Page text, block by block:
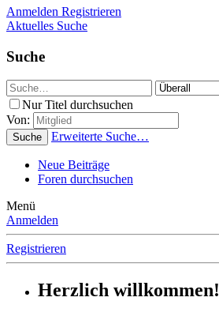
Anmelden Registrieren
Aktuelles Suche
Suche
Nur Titel durchsuchen
Von:
Suche Erweiterte Suche…
Neue Beiträge
Foren durchsuchen
Menü
Anmelden
Registrieren
Herzlich willkommen!